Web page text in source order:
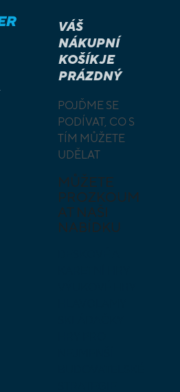
VÁŠ
NÁKUPNÍ
KOŠÍK JE
PRÁZDNÝ
POJĎME SE
PODÍVAT, CO S
TÍM MŮŽETE
UDĚLAT
MŮŽETE
PROZKOUM
AT NAŠI
NABÍDKU